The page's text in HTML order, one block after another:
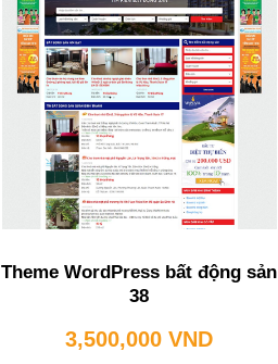
Theme WordPress bất động sản
38
3,500,000VND